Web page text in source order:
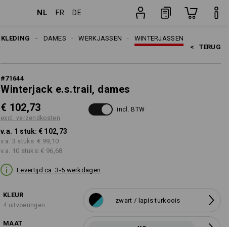
NL FR DE
KLEDING WINTERJASSEN
WERKJASSEN
DAMES
< TERUG
#71644
Winterjack e.s.trail, dames
€ 102,73
excl. verzendkosten
incl. BTW
v.a. 1 stuk: € 102,73
v.a. 3 stuks: € 99,10
v.a. 10 stuks: € 96,68
Levertijd ca. 3-5 werkdagen
KLEUR
4 uitvoeringen
zwart / lapis turkoois
MAAT